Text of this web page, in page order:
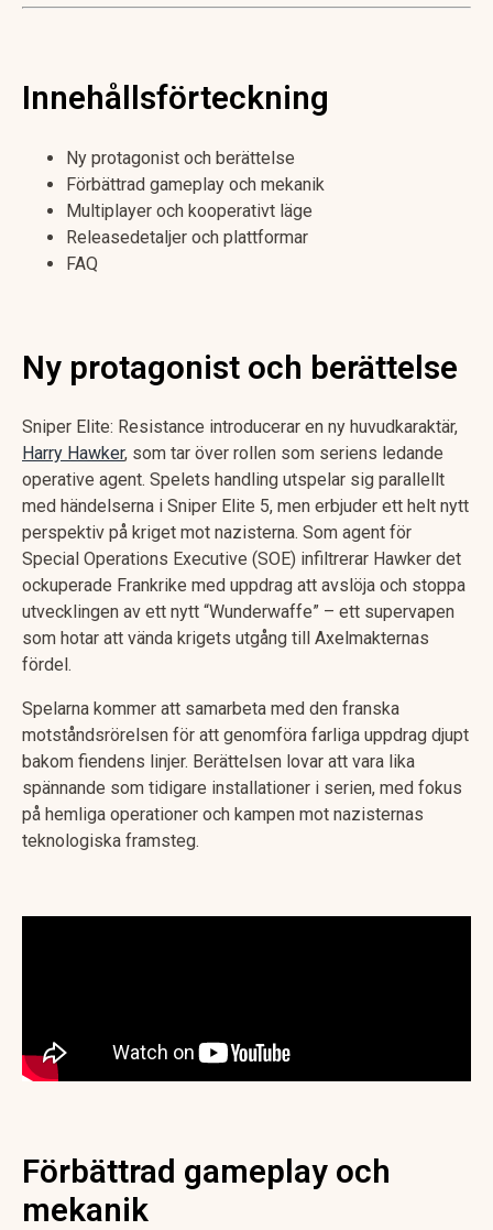
Innehållsförteckning
Ny protagonist och berättelse
Förbättrad gameplay och mekanik
Multiplayer och kooperativt läge
Releasedetaljer och plattformar
FAQ
Ny protagonist och berättelse
Sniper Elite: Resistance introducerar en ny huvudkaraktär,
Harry Hawker, som tar över rollen som seriens ledande
operative agent. Spelets handling utspelar sig parallellt
med händelserna i Sniper Elite 5, men erbjuder ett helt nytt
perspektiv på kriget mot nazisterna. Som agent för
Special Operations Executive (SOE) infiltrerar Hawker det
ockuperade Frankrike med uppdrag att avslöja och stoppa
utvecklingen av ett nytt “Wunderwaffe” – ett supervapen
som hotar att vända krigets utgång till Axelmakternas
fördel.
Spelarna kommer att samarbeta med den franska
motståndsrörelsen för att genomföra farliga uppdrag djupt
bakom fiendens linjer. Berättelsen lovar att vara lika
spännande som tidigare installationer i serien, med fokus
på hemliga operationer och kampen mot nazisternas
teknologiska framsteg.
Förbättrad gameplay och
mekanik